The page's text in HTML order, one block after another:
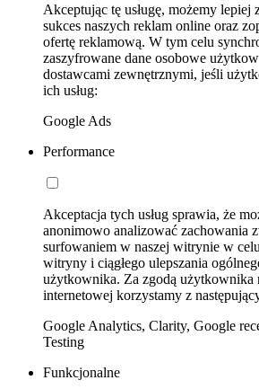
Akceptując tę usługę, możemy lepiej
sukces naszych reklam online oraz
ofertę reklamową. W tym celu
zaszyfrowane dane osobowe
dostawcami zewnętrznymi, jeśli
ich usług:
Google Ads
Performance
Akceptacja tych usług sprawia, że
anonimowo analizować zachowania
surfowaniem w naszej witrynie w
witryny i ciągłego ulepszania
użytkownika. Za zgodą użytkownika
internetowej korzystamy z
Google Analytics, Clarity, Google
Testing
Funkcjonalne